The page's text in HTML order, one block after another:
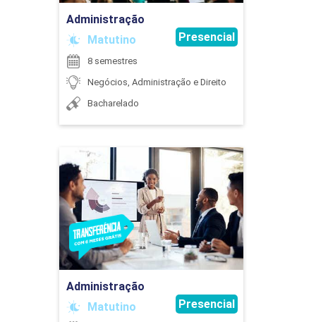
GESTÃO ESTRATÉGICA
GESTÃO FINANCEIRA
Administração
Matutino
Presencial
8 semestres
Negócios, Administração e Direito
Bacharelado
Administração
Matutino
Presencial
Administração
Detalhes do curso
Ir para Inscrição